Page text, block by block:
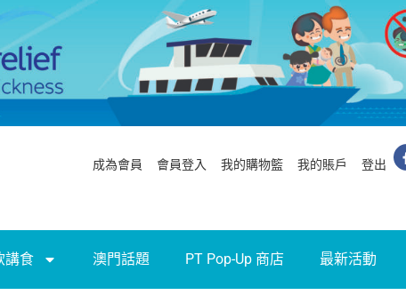
成為會員 會員登入 我的購物籃 我的賬戶 登出
講食 澳門話題 PT Pop-Up 商店 最新活動